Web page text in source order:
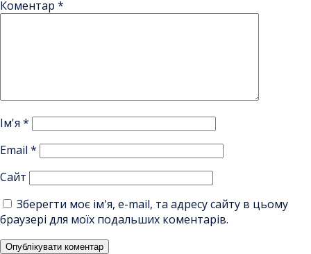
Коментар *
Ім'я *
Email *
Сайт
Зберегти моє ім'я, e-mail, та адресу сайту в цьому
браузері для моїх подальших коментарів.